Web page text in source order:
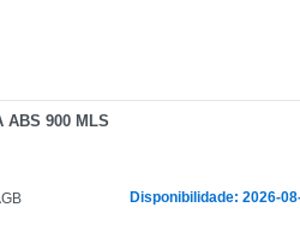
ABS 900 MLS
Disponibilidade: 2026-